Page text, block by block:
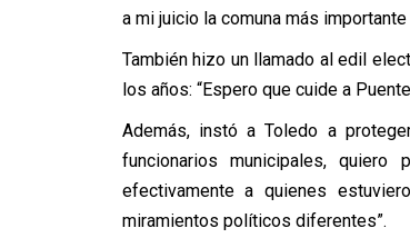
a mi juicio la comuna más
También hizo un llamado al edil
los años: “Espero que cuide a
Además, instó a Toledo a
funcionarios municipales,
efectivamente a quienes
miramientos políticos diferentes”.